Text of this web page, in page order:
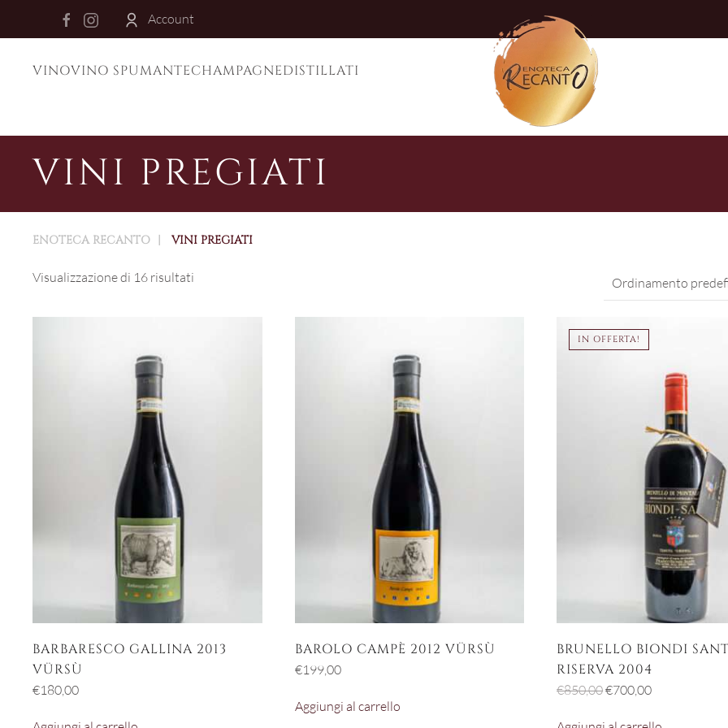
Account
VINOVINO SPUMANTECHAMPAGNEDISTILLATI
VINI PREGIATI
ENOTECA RECANTO VINI PREGIATI
Visualizzazione di 16 risultati
BARBARESCO GALLINA 2013
VÜRSÙ
€180,00
BAROLO CAMPÈ 2012 VÜRSÙ
€199,00
Aggiungi al carrello
IN OFFERTA!
BRUNELLO BIONDI
RISERVA 2004
€850,00Il
€700,00Il